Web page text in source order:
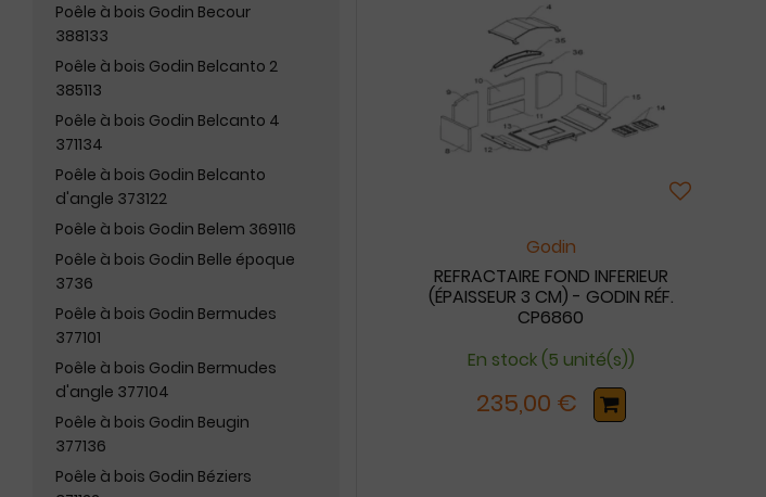
Poêle à bois Godin Becour
388133
Poêle à bois Godin Belcanto 2
385113
Poêle à bois Godin Belcanto 4
371134
Poêle à bois Godin Belcanto
d'angle 373122
Poêle à bois Godin Belem 369116
Poêle à bois Godin Belle époque
3736
Poêle à bois Godin Bermudes
377101
Poêle à bois Godin Bermudes
d'angle 377104
Poêle à bois Godin Beugin
377136
Poêle à bois Godin Béziers
Godin
REFRACTAIRE FOND INFERIEUR
(ÉPAISSEUR 3 CM) - GODIN RÉF.
CP6860
En stock (5 unité(s))
235,00 €